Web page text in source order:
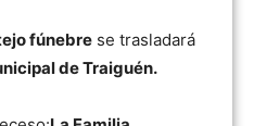
fúnebre se trasladará
de Traiguén.